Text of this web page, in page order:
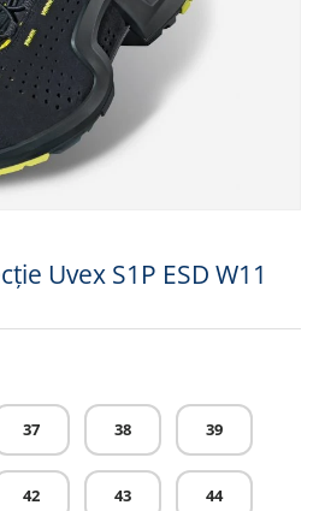
Uvex S1P ESD W11
37 38 39
42 43 44